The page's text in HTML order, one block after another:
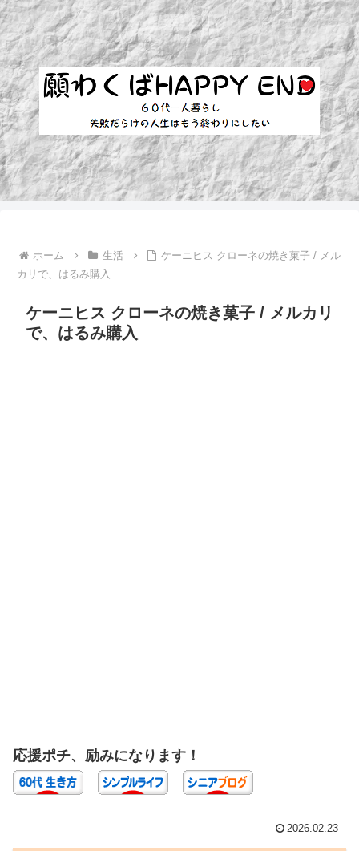
ホーム 生活
ケーニヒス クローネの焼き菓子 / メル
カリで、はるみ購入
ケーニヒス クローネの焼き菓子 / メルカリ
で、はるみ購入
応援ポチ、励みになります！
2026.02.23